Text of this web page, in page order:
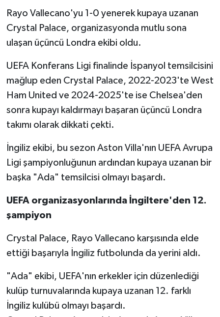
Rayo Vallecano'yu 1-0 yenerek kupaya uzanan
Crystal Palace, organizasyonda mutlu sona
ulaşan üçüncü Londra ekibi oldu.
UEFA Konferans Ligi finalinde İspanyol temsilcisini
mağlup eden Crystal Palace, 2022-2023'te West
Ham United ve 2024-2025'te ise Chelsea'den
sonra kupayı kaldırmayı başaran üçüncü Londra
takımı olarak dikkati çekti.
İngiliz ekibi, bu sezon Aston Villa'nın UEFA Avrupa
Ligi şampiyonluğunun ardından kupaya uzanan bir
başka "Ada" temsilcisi olmayı başardı.
UEFA organizasyonlarında İngiltere'den 12.
şampiyon
Crystal Palace, Rayo Vallecano karşısında elde
ettiği başarıyla İngiliz futbolunda da yerini aldı.
"Ada" ekibi, UEFA'nın erkekler için düzenlediği
kulüp turnuvalarında kupaya uzanan 12. farklı
İngiliz kulübü olmayı başardı.